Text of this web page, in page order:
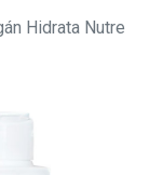
Hidrata Nutre